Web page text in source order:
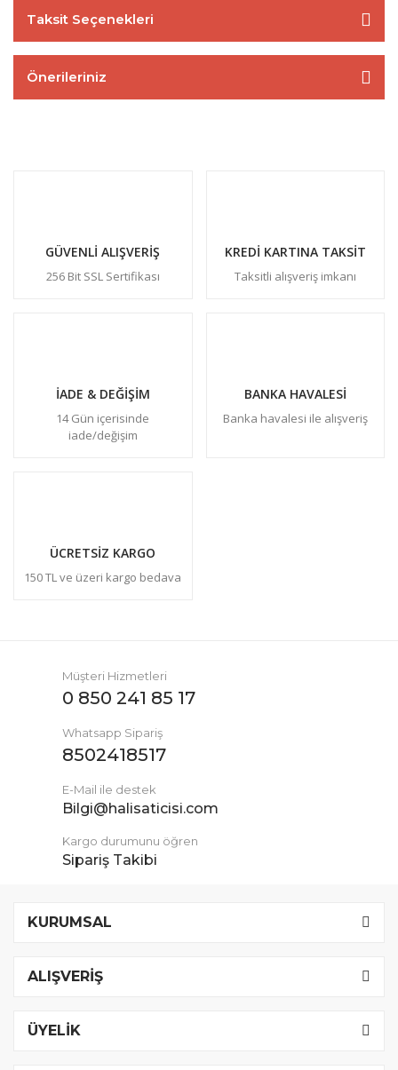
Taksit Seçenekleri
Önerileriniz
GÜVENLİ ALIŞVERİŞ
256 Bit SSL Sertifikası
KREDİ KARTINA TAKSİT
Taksitli alışveriş imkanı
İADE & DEĞİŞİM
14 Gün içerisinde
iade/değişim
BANKA HAVALESİ
Banka havalesi ile alışveriş
ÜCRETSİZ KARGO
150 TL ve üzeri kargo bedava
Müşteri Hizmetleri
0 850 241 85 17
Whatsapp Sipariş
8502418517
E-Mail ile destek
Bilgi@halisaticisi.com
Kargo durumunu öğren
Sipariş Takibi
KURUMSAL
ALIŞVERİŞ
ÜYELİK